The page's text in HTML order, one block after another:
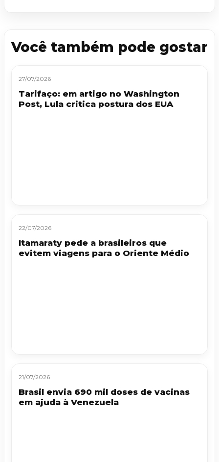
Você também pode gostar
27/07/2026
Tarifaço: em artigo no Washington
Post, Lula critica postura dos EUA
22/07/2026
Itamaraty pede a brasileiros que
evitem viagens para o Oriente Médio
21/07/2026
Brasil envia 690 mil doses de vacinas
em ajuda à Venezuela